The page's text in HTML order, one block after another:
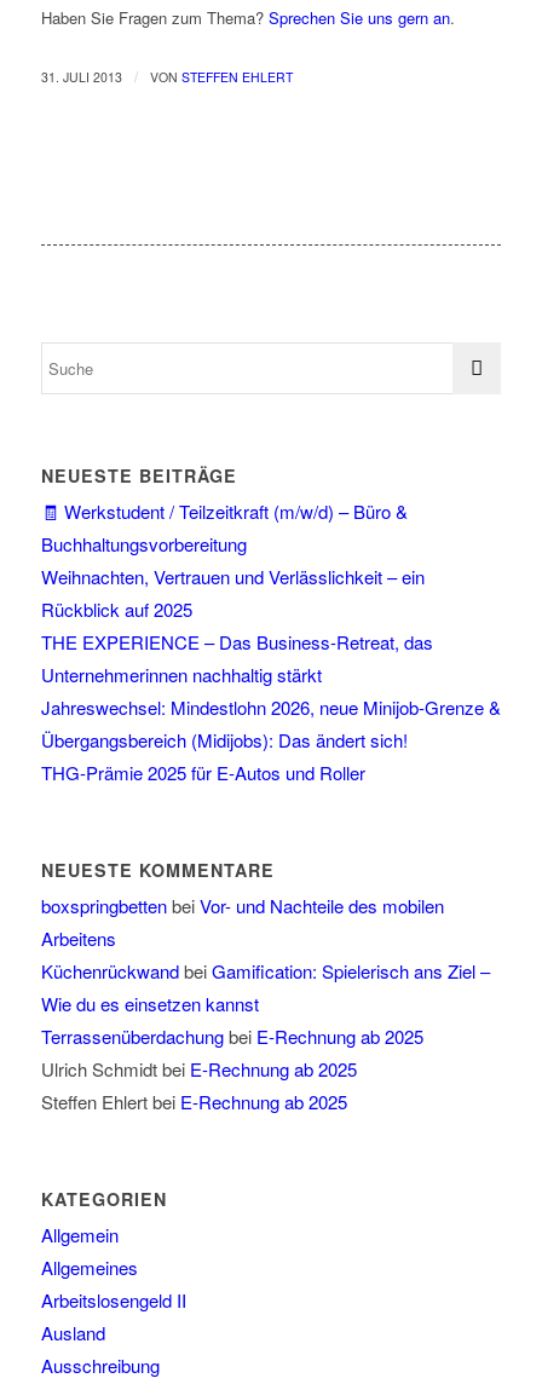
Haben Sie Fragen zum Thema? Sprechen Sie uns gern an.
31. JULI 2013 / VON STEFFEN EHLERT
NEUESTE BEITRÄGE
🧾 Werkstudent / Teilzeitkraft (m/w/d) – Büro &
Buchhaltungsvorbereitung
Weihnachten, Vertrauen und Verlässlichkeit – ein
Rückblick auf 2025
THE EXPERIENCE – Das Business-Retreat, das
Unternehmerinnen nachhaltig stärkt
Jahreswechsel: Mindestlohn 2026, neue Minijob-Grenze &
Übergangsbereich (Midijobs): Das ändert sich!
THG-Prämie 2025 für E-Autos und Roller
NEUESTE KOMMENTARE
boxspringbettenbeiVor- und Nachteile des mobilen
Arbeitens
KüchenrückwandbeiGamification: Spielerisch ans Ziel –
Wie du es einsetzen kannst
Terrassenüberdachungbei E-Rechnung ab 2025
Ulrich Schmidtbei E-Rechnung ab 2025
Steffen Ehlertbei E-Rechnung ab 2025
KATEGORIEN
Allgemein
Allgemeines
Arbeitslosengeld II
Ausland
Ausschreibung